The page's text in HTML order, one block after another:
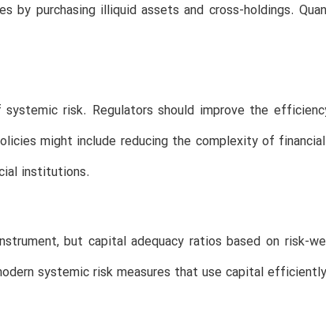
purchasing illiquid assets and cross-holdings.
risk. Regulators should improve the
might include reducing the complexity of
institutions.
but capital adequacy ratios based on risk-
systemic risk measures that use capital